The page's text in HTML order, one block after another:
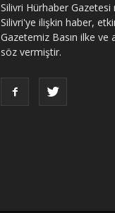
Silivri Hürhaber
Silivri'ye ilişkin haber,
Gazetemiz Basın ilke ve
söz vermiştir.